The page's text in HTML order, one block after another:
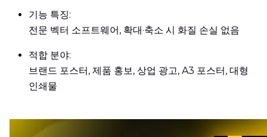
기능 특징:
전문 벡터 소프트웨어, 확대·축소 시 화질 손실 없음
적합 분야:
브랜드 포스터, 제품 홍보, 상업 광고, A3 포스터, 대형
인쇄물